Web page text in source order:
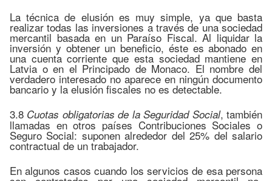
La técnica de elusión es muy simple, ya que basta
realizar todas las inversiones a través de una sociedad
mercantil basada en un Paraíso Fiscal. Al liquidar la
inversión y obtener un beneficio, éste es abonado en
una cuenta corriente que esta sociedad mantiene en
Latvia o en el Principado de Monaco. El nombre del
verdadero interesado no aparece en ningún documento
bancario y la elusión fiscales no es detectable.
3.8 Cuotas obligatorias de la Seguridad Social, también
llamadas en otros países Contribuciones Sociales o
Seguro Social: suponen alrededor del 25% del salario
contractual de un trabajador.
En algunos casos cuando los servicios de esa persona